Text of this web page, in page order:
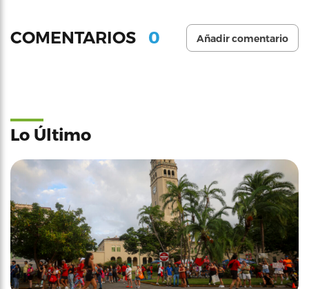
COMENTARIOS 0 Añadir comentario
Lo Último